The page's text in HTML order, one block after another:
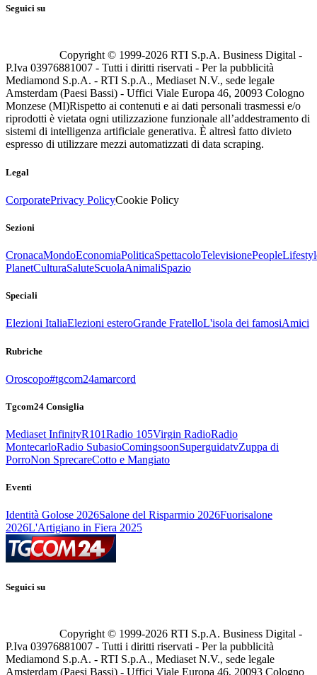
Seguici su
Copyright © 1999-2026 RTI S.p.A. Business Digital -
P.Iva 03976881007 - Tutti i diritti riservati - Per la pubblicità
Mediamond S.p.A. - RTI S.p.A., Mediaset N.V., sede legale
Amsterdam (Paesi Bassi) - Uffici Viale Europa 46, 20093 Cologno
Monzese (MI)Rispetto ai contenuti e ai dati personali trasmessi e/o
riprodotti è vietata ogni utilizzazione funzionale all’addestramento di
sistemi di intelligenza artificiale generativa. È altresì fatto divieto
espresso di utilizzare mezzi automatizzati di data scraping.
Legal
CorporatePrivacy PolicyCookie Policy
Sezioni
CronacaMondoEconomiaPoliticaSpettacoloTelevisionePeople
PlanetCulturaSaluteScuolaAnimaliSpazio
Speciali
Elezioni ItaliaElezioni esteroGrande FratelloL'isola dei famosiAmici
Rubriche
Oroscopo#tgcom24amarcord
Tgcom24 Consiglia
Mediaset InfinityR101Radio 105Virgin RadioRadio
MontecarloRadio SubasioComingsoonSuperguidatvZuppa di
PorroNon SprecareCotto e Mangiato
Eventi
Identità Golose 2026Salone del Risparmio 2026Fuorisalone
2026L'Artigiano in Fiera 2025
Seguici su
Copyright © 1999-2026 RTI S.p.A. Business Digital -
P.Iva 03976881007 - Tutti i diritti riservati - Per la pubblicità
Mediamond S.p.A. - RTI S.p.A., Mediaset N.V., sede legale
Amsterdam (Paesi Bassi) - Uffici Viale Europa 46, 20093 Cologno